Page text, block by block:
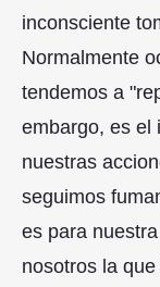
inconsciente
Normalmente
tendemos a
embargo, es el
nuestras
seguimos
es para
nosotros la